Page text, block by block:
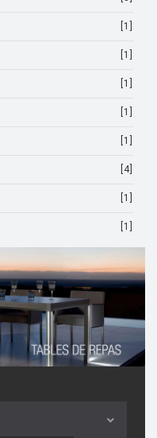
[1]
[1]
[1]
[1]
[1]
[4]
[1]
[1]
[1]
[4]